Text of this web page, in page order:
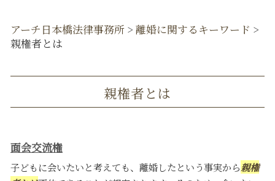
アーチ日本橋法律事務所 > 離婚に関するキーワード >
親権者とは
親権者とは
面会交流権
子どもに会いたいと考えても、離婚したという事実から親権